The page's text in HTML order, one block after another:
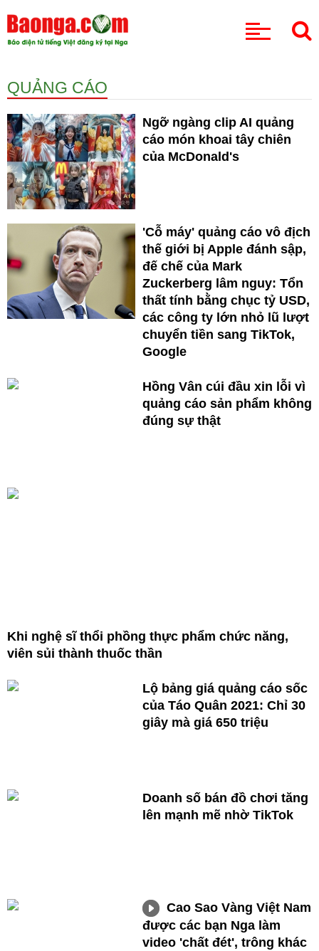
QUẢNG CÁO
Ngỡ ngàng clip AI quảng
cáo món khoai tây chiên
của McDonald's
'Cỗ máy' quảng cáo vô địch
thế giới bị Apple đánh sập,
đế chế của Mark
Zuckerberg lâm nguy: Tổn
thất tính bằng chục tỷ USD,
các công ty lớn nhỏ lũ lượt
chuyển tiền sang TikTok,
Google
Hồng Vân cúi đầu xin lỗi vì
quảng cáo sản phẩm không
đúng sự thật
Khi nghệ sĩ thổi phồng thực phẩm chức năng,
viên sủi thành thuốc thần
Lộ bảng giá quảng cáo sốc
của Táo Quân 2021: Chỉ 30
giây mà giá 650 triệu
Doanh số bán đồ chơi tăng
lên mạnh mẽ nhờ TikTok
Cao Sao Vàng Việt Nam
được các bạn Nga làm
video 'chất đét', trông khác